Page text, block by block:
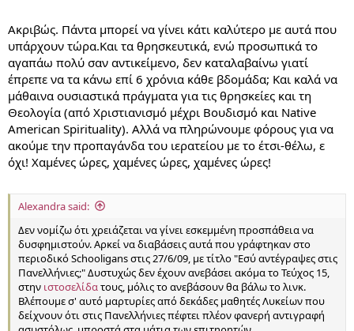
Ακριβώς. Πάντα μπορεί να γίνει κάτι καλύτερο με αυτά που
υπάρχουν τώρα.Και τα θρησκευτικά, ενώ προσωπικά το
αγαπάω πολύ σαν αντικείμενο, δεν καταλαβαίνω γιατί
έπρεπε να τα κάνω επί 6 χρόνια κάθε βδομάδα; Και καλά να
μάθαινα ουσιαστικά πράγματα για τις θρησκείες και τη
Θεολογία (από Χριστιανισμό μέχρι Βουδισμό και Native
American Spirituality). Αλλά να πληρώνουμε φόρους για να
ακούμε την προπαγάνδα του ιερατείου με το έτσι-θέλω, ε
όχι! Χαμένες ώρες, χαμένες ώρες, χαμένες ώρες!
Alexandra said:
Δεν νομίζω ότι χρειάζεται να γίνει εσκεμμένη προσπάθεια να
δυσφημιστούν. Αρκεί να διαβάσεις αυτά που γράφτηκαν στο
περιοδικό Schooligans στις 27/6/09, με τίτλο "Εσύ αντέγραψες στις
Πανελλήνιες;" Δυστυχώς δεν έχουν ανεβάσει ακόμα το Τεύχος 15,
στην ιστοσελίδατους, μόλις το ανεβάσουν θα βάλω το λινκ.
Βλέπουμε σ' αυτό μαρτυρίες από δεκάδες μαθητές Λυκείων που
δείχνουν ότι στις Πανελλήνιες πέφτει πλέον φανερή αντιγραφή